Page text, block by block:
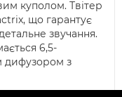
куполом. Твітер
що гарантує
звучання.
6,5-
дифузором з